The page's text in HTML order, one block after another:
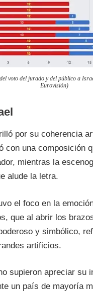
voto del jurado y del público a
Eurovisión)
por su coherencia
con una composición
mientras la
alude la letra.
el foco en la
que al abrir los
y simbólico,
artificios.
supieron apreciar su
un país de mayoría